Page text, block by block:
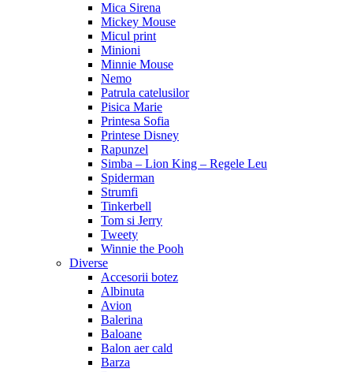
Mica Sirena
Mickey Mouse
Micul print
Minioni
Minnie Mouse
Nemo
Patrula catelusilor
Pisica Marie
Printesa Sofia
Printese Disney
Rapunzel
Simba – Lion King – Regele Leu
Spiderman
Strumfi
Tinkerbell
Tom si Jerry
Tweety
Winnie the Pooh
Diverse
Accesorii botez
Albinuta
Avion
Balerina
Baloane
Balon aer cald
Barza